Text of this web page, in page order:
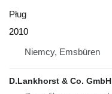
Pług
2010
Niemcy, Emsbüren
D.Lankhorst & Co. GmbH